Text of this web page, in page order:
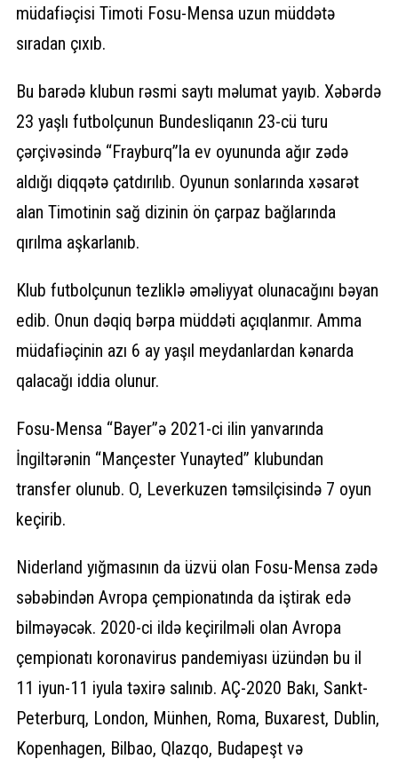
müdafiəçisi Timoti Fosu-Mensa uzun müddətə
sıradan çıxıb.
Bu barədə klubun rəsmi saytı məlumat yayıb. Xəbərdə
23 yaşlı futbolçunun Bundesliqanın 23-cü turu
çərçivəsində “Frayburq”la ev oyununda ağır zədə
aldığı diqqətə çatdırılıb. Oyunun sonlarında xəsarət
alan Timotinin sağ dizinin ön çarpaz bağlarında
qırılma aşkarlanıb.
Klub futbolçunun tezliklə əməliyyat olunacağını bəyan
edib. Onun dəqiq bərpa müddəti açıqlanmır. Amma
müdafiəçinin azı 6 ay yaşıl meydanlardan kənarda
qalacağı iddia olunur.
Fosu-Mensa “Bayer”ə 2021-ci ilin yanvarında
İngiltərənin “Mançester Yunayted” klubundan
transfer olunub. O, Leverkuzen təmsilçisində 7 oyun
keçirib.
Niderland yığmasının da üzvü olan Fosu-Mensa zədə
səbəbindən Avropa çempionatında da iştirak edə
bilməyəcək. 2020-ci ildə keçirilməli olan Avropa
çempionatı koronavirus pandemiyası üzündən bu il
11 iyun-11 iyula təxirə salınıb. AÇ-2020 Bakı, Sankt-
Peterburq, London, Münhen, Roma, Buxarest, Dublin,
Kopenhagen, Bilbao, Qlazqo, Budapeşt və